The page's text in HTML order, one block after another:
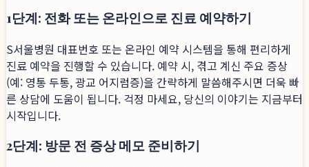
1단계: 전화 또는 온라인으로 진료 예약하기
S서울병원 대표번호 또는 온라인 예약 시스템을 통해 편리하게
진료 예약을 진행할 수 있습니다. 예약 시, 겪고 계신 주요 증상
(예: 영통 두통, 광교 어지럼증)을 간략하게 말씀해주시면 더욱 빠
른 상담에 도움이 됩니다. 걱정 마세요, 당신의 이야기는 지금부터
시작입니다.
2단계: 방문 전 증상 메모 준비하기